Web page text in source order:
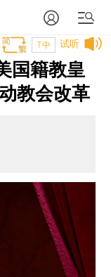
试听
T中
国籍教皇
教会改革